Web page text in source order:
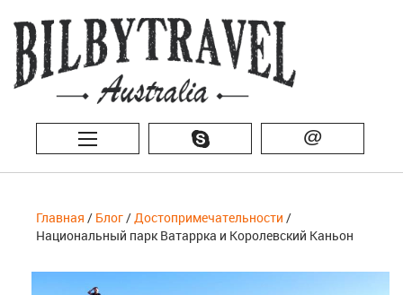
@
Главная / Блог/Достопримечательности /
Национальный парк Ватаррка и Королевский Каньон